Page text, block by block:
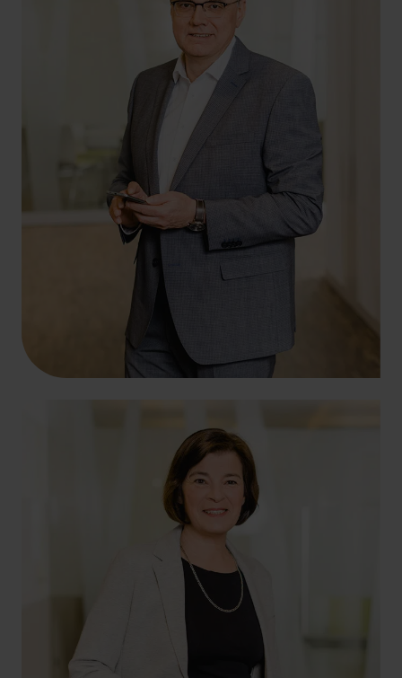
+49 261 4066-200
ralf.reinart@hlb-ddp.de
+49 261 4066-121
doris.reifenrath@hlb-ddp.de